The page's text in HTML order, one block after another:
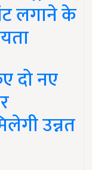
लगाने के
दो नए
उन्नत